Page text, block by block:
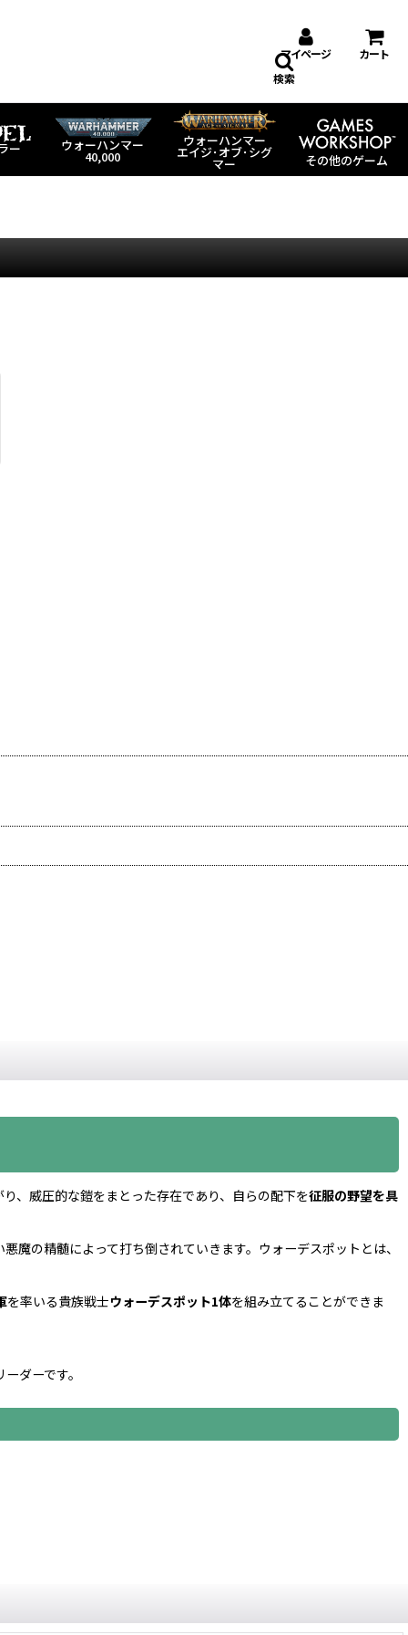
マイページ カート
ー ウォーハンマー
40,000
ウォーハンマー
エイジ･オブ･シグ
マー その他のゲーム
検索
、威圧的な鎧をまとった存在であり、自らの配下を征服の野望を具
の精髄によって打ち倒されていきます。ウォーデスポットとは、
を率いる貴族戦士ウォーデスポット1体を組み立てることができま
ダーです。